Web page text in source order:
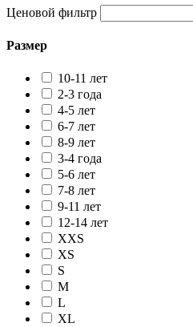
Ценовой фильтр
Размер
10-11 лет
2-3 года
4-5 лет
6-7 лет
8-9 лет
3-4 года
5-6 лет
7-8 лет
9-11 лет
12-14 лет
XXS
XS
S
M
L
XL